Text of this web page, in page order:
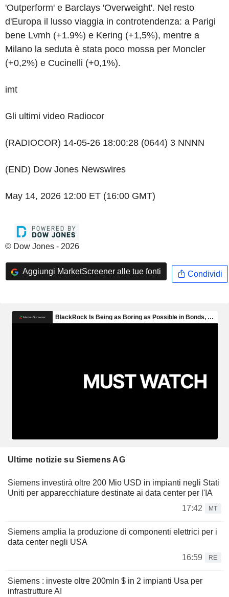
'Outperform' e Barclays 'Overweight'. Nel resto
d'Europa il lusso viaggia in controtendenza: a Parigi
bene Lvmh (+1.9%) e Kering (+1,5%), mentre a
Milano la seduta è stata poco mossa per Moncler
(+0,2%) e Cucinelli (+0,1%).
imt
Gli ultimi video Radiocor
(RADIOCOR) 14-05-26 18:00:28 (0644) 3 NNNN
(END) Dow Jones Newswires
May 14, 2026 12:00 ET (16:00 GMT)
© Dow Jones - 2026
Aggiungi MarketScreener alle tue fonti Condividi
Ultime notizie su Siemens AG
Siemens investirà oltre 200 Mio USD in impianti negli Stati
Uniti per apparecchiature destinate ai data center per l'IA
17:42
MT
Siemens amplia la produzione di componenti elettrici per i
data center negli USA
16:59
RE
Siemens : investe oltre 200mln $ in 2 impianti Usa per
infrastrutture AI